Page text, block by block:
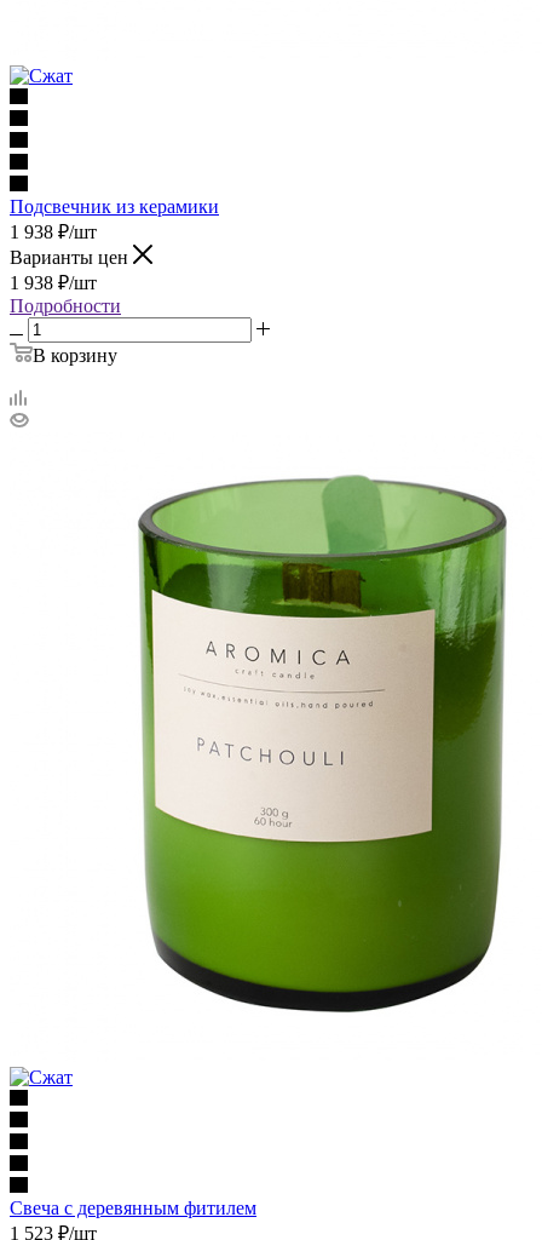
Подсвечник из керамики
1 938 ₽/шт
Варианты цен
1 938 ₽/шт
Подробности
В корзину
Свеча с деревянным фитилем
1 523 ₽/шт